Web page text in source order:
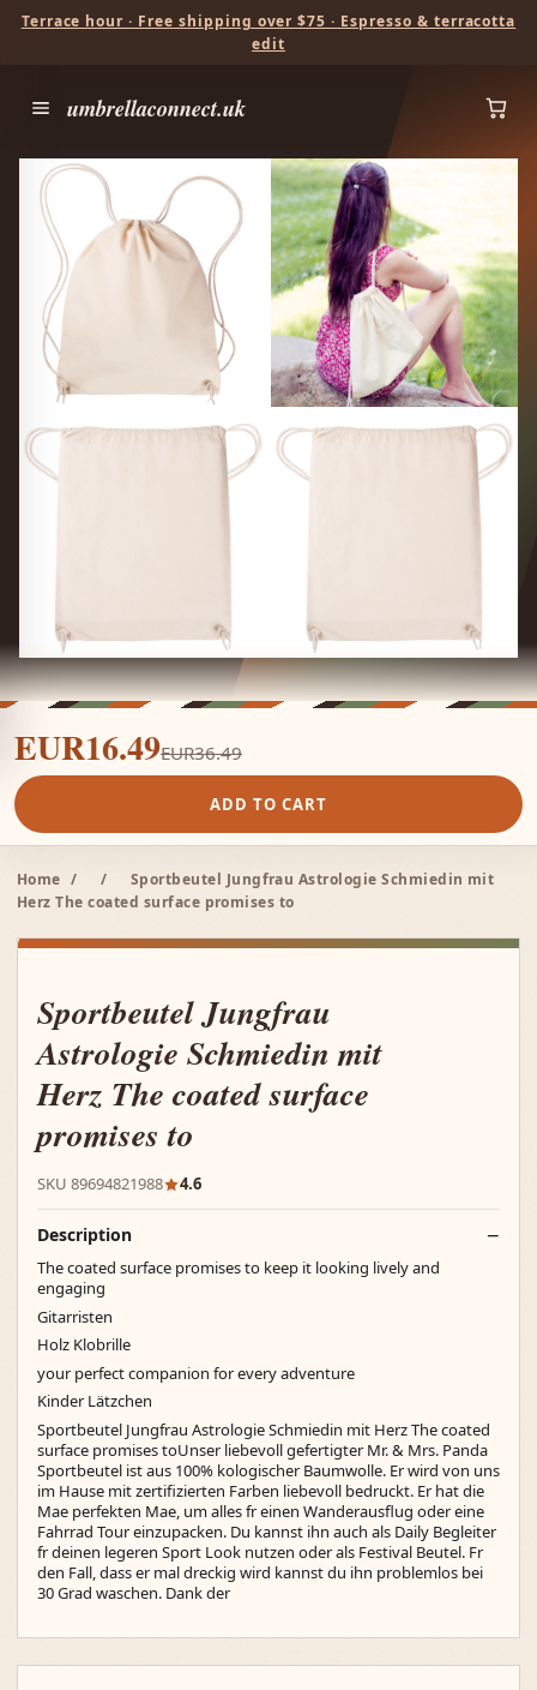
Terrace hour · Free shipping over $75 · Espresso & terracotta
edit
umbrellaconnect.uk
EUR16.49EUR36.49
ADD TO CART
Home / /
Sportbeutel Jungfrau Astrologie Schmiedin mit
Herz The coated surface promises to
Sportbeutel Jungfrau
Astrologie Schmiedin mit
Herz The coated surface
promises to
SKU 89694821988 4.6
Description
The coated surface promises to keep it looking lively and
engaging
Gitarristen
Holz Klobrille
your perfect companion for every adventure
Kinder Lätzchen
Sportbeutel Jungfrau Astrologie Schmiedin mit Herz The coated
surface promises toUnser liebevoll gefertigter Mr. & Mrs. Panda
Sportbeutel ist aus 100% kologischer Baumwolle. Er wird von uns
im Hause mit zertifizierten Farben liebevoll bedruckt. Er hat die
Mae perfekten Mae, um alles fr einen Wanderausflug oder eine
Fahrrad Tour einzupacken. Du kannst ihn auch als Daily Begleiter
fr deinen legeren Sport Look nutzen oder als Festival Beutel. Fr
den Fall, dass er mal dreckig wird kannst du ihn problemlos bei
30 Grad waschen. Dank der